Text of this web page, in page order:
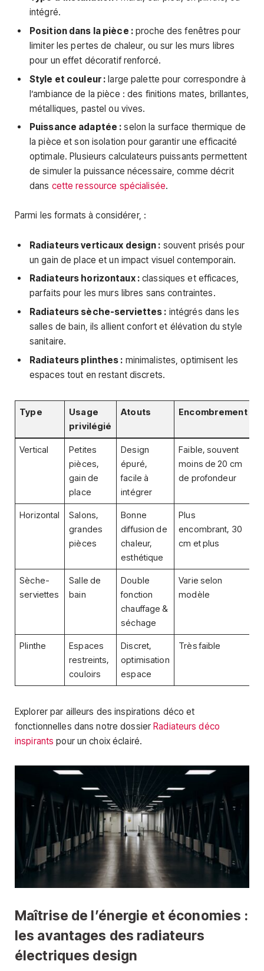
intégré.
Position dans la pièce :proche des fenêtres pour
limiter les pertes de chaleur, ou sur les murs libres
pour un effet décoratif renforcé.
Style et couleur : large palette pour correspondre à
l’ambiance de la pièce : des finitions mates, brillantes,
métalliques, pastel ou vives.
Puissance adaptée : selon la surface thermique de
la pièce et son isolation pour garantir une efficacité
optimale. Plusieurs calculateurs puissants permettent
de simuler la puissance nécessaire, comme décrit
dans cette ressource spécialisée.
Parmi les formats à considérer, :
Radiateurs verticaux design : souvent prisés pour
un gain de place et un impact visuel contemporain.
Radiateurs horizontaux :classiques et efficaces,
parfaits pour les murs libres sans contraintes.
Radiateurs sèche-serviettes : intégrés dans les
salles de bain, ils allient confort et élévation du style
sanitaire.
Radiateurs plinthes : minimalistes, optimisent les
espaces tout en restant discrets.
Type
Usage
privilégié
Atouts Encombrement
Vertical
Petites
pièces,
gain de
place
Design
épuré,
facile à
intégrer
Faible, souvent
moins de 20 cm
de profondeur
Horizontal
Salons,
grandes
pièces
Bonne
diffusion de
chaleur,
esthétique
Plus
encombrant, 30
cm et plus
Sèche-
serviettes
Salle de
bain
Double
fonction
chauffage &
séchage
Varie selon
modèle
Plinthe
Espaces
restreints,
couloirs
Discret,
optimisation
espace
Très faible
Explorer par ailleurs des inspirations déco et
fonctionnelles dans notre dossier Radiateurs déco
inspirants pour un choix éclairé.
Maîtrise de l’énergie et économies :
les avantages des radiateurs
électriques design